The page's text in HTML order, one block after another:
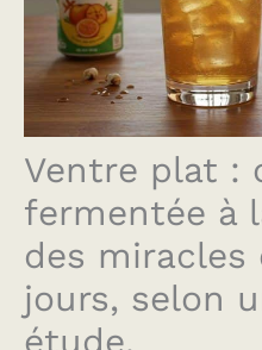
Ventre plat :
fermentée à
des miracles
jours, selon
étude.